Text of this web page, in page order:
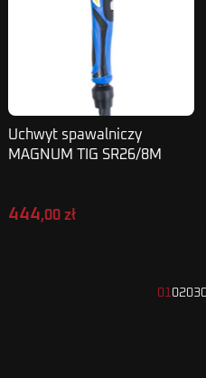
Uchwyt spawalniczy
MAGNUM TIG SR26/8M
444,00 zł
01 0203